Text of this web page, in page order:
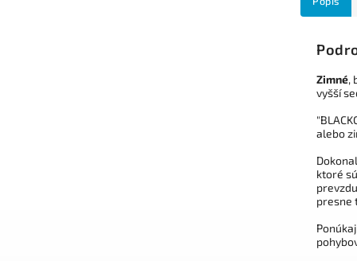
Zimné,
vyšší
alebo
ktoré
presne